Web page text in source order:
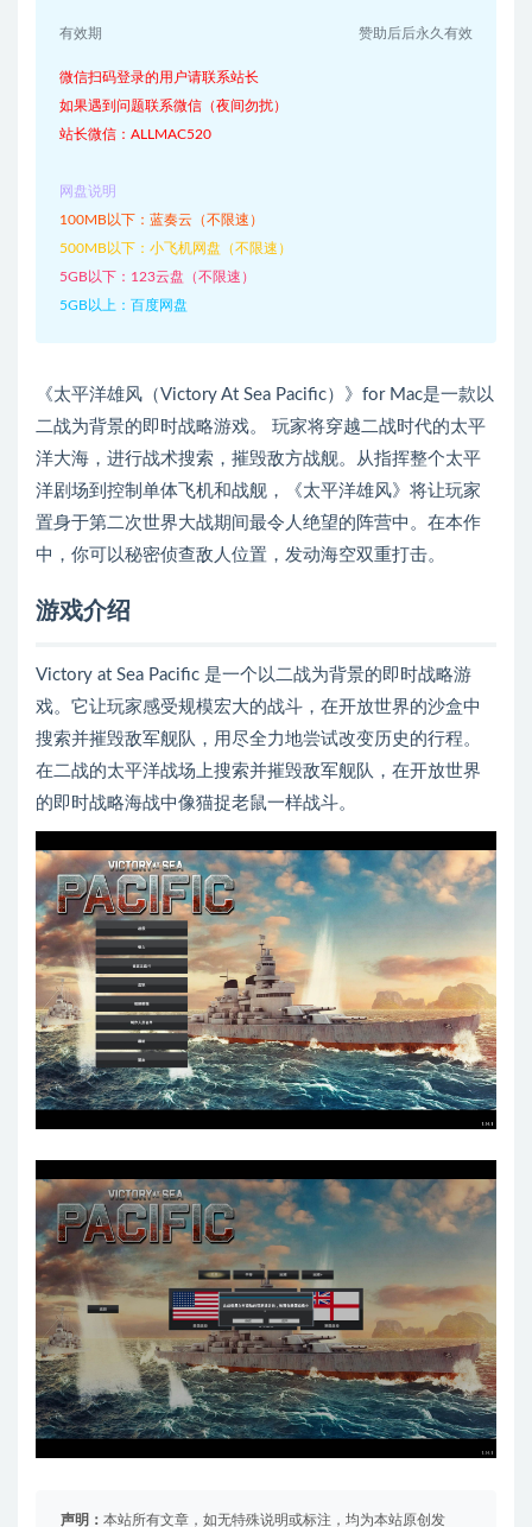
有效期 赞助后后永久有效
微信扫码登录的用户请联系站长
如果遇到问题联系微信（夜间勿扰）
站长微信：ALLMAC520
网盘说明
100MB以下：蓝奏云（不限速）
500MB以下：小飞机网盘（不限速）
5GB以下：123云盘（不限速）
5GB以上：百度网盘
《太平洋雄风（Victory At Sea Pacific）》for Mac是一款以
二战为背景的即时战略游戏。 玩家将穿越二战时代的太平
洋大海，进行战术搜索，摧毁敌方战舰。从指挥整个太平
洋剧场到控制单体飞机和战舰，《太平洋雄风》将让玩家
置身于第二次世界大战期间最令人绝望的阵营中。在本作
中，你可以秘密侦查敌人位置，发动海空双重打击。
游戏介绍
Victory at Sea Pacific 是一个以二战为背景的即时战略游
戏。它让玩家感受规模宏大的战斗，在开放世界的沙盒中
搜索并摧毁敌军舰队，用尽全力地尝试改变历史的行程。
在二战的太平洋战场上搜索并摧毁敌军舰队，在开放世界
的即时战略海战中像猫捉老鼠一样战斗。
声明： 本站所有文章，如无特殊说明或标注，均为本站原创发